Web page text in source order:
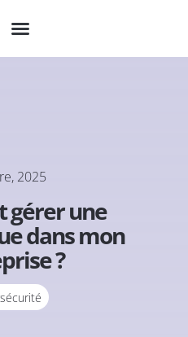
2025
gérer une
dans mon
?